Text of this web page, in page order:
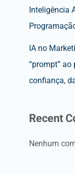
Inteligência
IA no
“prompt” ao
confiança,
Recent
Nenhum